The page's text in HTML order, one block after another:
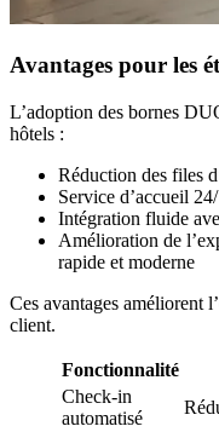
Avantages pour les
L’adoption des bornes
hôtels :
Réduction des files
Service d’accueil
Intégration fluide
Amélioration de
rapide et moderne
Ces avantages améliorent
client.
Fonctionnalité
Check-in
automatisé